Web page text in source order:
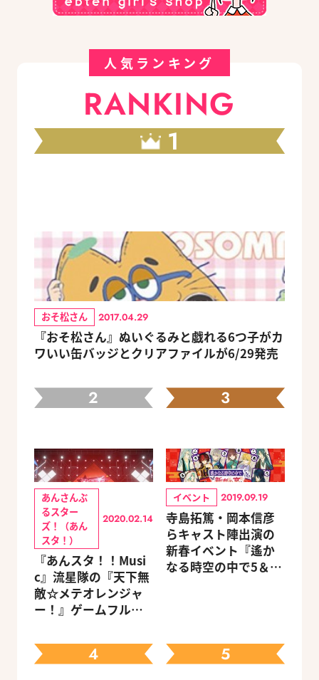
人気ランキング
RANKING
1
おそ松さん 2017.04.29
『おそ松さん』ぬいぐるみと戯れる6つ子がカ
ワいい缶バッジとクリアファイルが6/29発売
2
あんさんぶ
るスター
ズ！（あん
スタ！）
2020.02.14
『あんスタ！！Musi
c』流星隊の『天下無
敵☆メテオレンジャ
ー！』ゲームフルサ
3
イベント 2019.09.19
寺島拓篤・岡本信彦
らキャスト陣出演の
新春イベント『遙か
なる時空の中で5＆6
4 5